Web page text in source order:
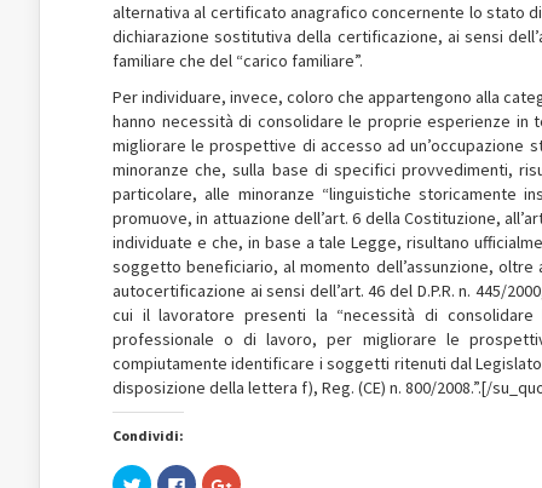
alternativa al certificato anagrafico concernente lo stato
dichiarazione sostitutiva della certificazione, ai sensi
familiare che del “carico familiare”.
Per individuare, invece, coloro che appartengono alla
hanno necessità di consolidare le proprie esperienze
migliorare le prospettive di accesso ad un’occupazione
minoranze che, sulla base di specifici provvedimenti,
particolare, alle minoranze “linguistiche storicamente
promuove, in attuazione dell’art. 6 della Costituzione,
individuate e che, in base a tale Legge, risultano
soggetto beneficiario, al momento dell’assunzione, oltre
autocertificazione ai sensi dell’art. 46 del D.P.R. n. 445/
cui il lavoratore presenti la “necessità di
professionale o di lavoro, per migliorare le
compiutamente identificare i soggetti ritenuti dal
disposizione della lettera f), Reg. (CE) n. 800/2008.”.[/
Condividi:
Fai Fai Fai